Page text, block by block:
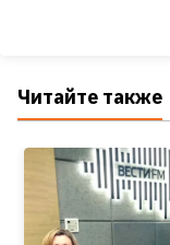
Читайте также